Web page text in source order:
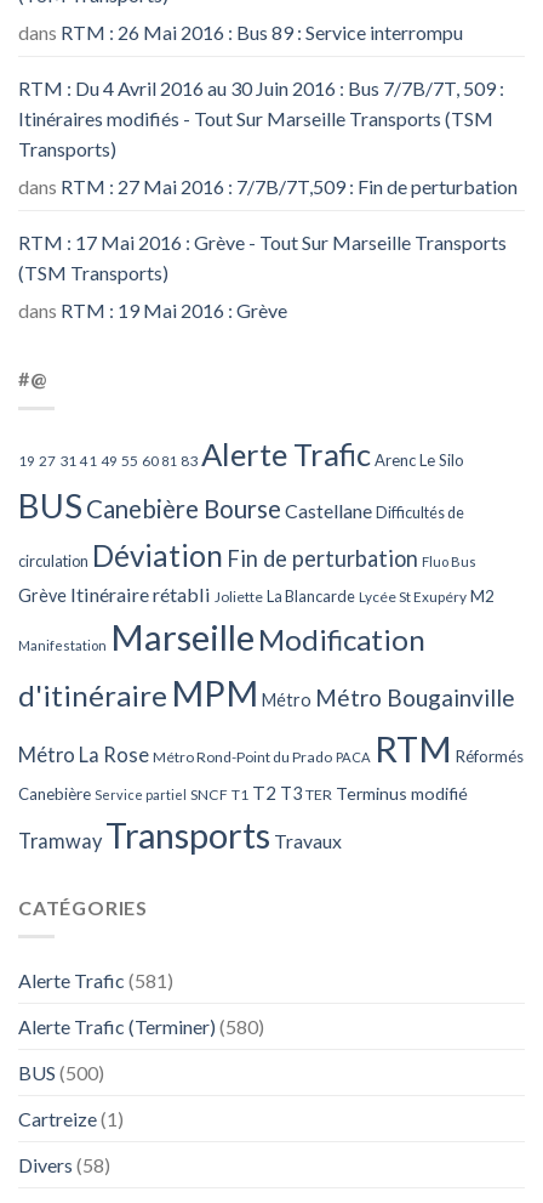
dans RTM : 26 Mai 2016 : Bus 89 : Service interrompu
RTM : Du 4 Avril 2016 au 30 Juin 2016 : Bus 7/7B/7T, 509 :
Itinéraires modifiés - Tout Sur Marseille Transports (TSM
Transports)
dans RTM : 27 Mai 2016 : 7/7B/7T,509 : Fin de perturbation
RTM : 17 Mai 2016 : Grève - Tout Sur Marseille Transports
(TSM Transports)
dans RTM : 19 Mai 2016 : Grève
#@
19 27 31 41 49 55 60 81 83 Alerte TraficArenc Le Silo
BUS Canebière Bourse Castellane Difficultés de
circulation Déviation Fin de perturbation Fluo Bus
Grève Itinéraire rétabli Joliette La Blancarde Lycée St Exupéry M2
Manifestation Marseille Modification
d'itinéraire MPM Métro Métro Bougainville
Métro La Rose Métro Rond-Point du Prado PACA RTM Réformés
Canebière Service partiel SNCF T1 T2 T3 TER Terminus modifié
Tramway Transports Travaux
CATÉGORIES
Alerte Trafic (581)
Alerte Trafic (Terminer) (580)
BUS (500)
Cartreize(1)
Divers (58)